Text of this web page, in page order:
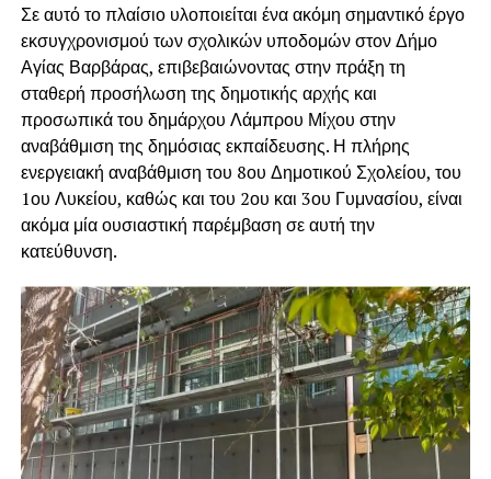
Σε αυτό το πλαίσιο υλοποιείται ένα ακόμη σημαντικό έργο
εκσυγχρονισμού των σχολικών υποδομών στον Δήμο
Αγίας Βαρβάρας, επιβεβαιώνοντας στην πράξη τη
σταθερή προσήλωση της δημοτικής αρχής και
προσωπικά του δημάρχου Λάμπρου Μίχου στην
αναβάθμιση της δημόσιας εκπαίδευσης. Η πλήρης
ενεργειακή αναβάθμιση του 8ου Δημοτικού Σχολείου, του
1ου Λυκείου, καθώς και του 2ου και 3ου Γυμνασίου, είναι
ακόμα μία ουσιαστική παρέμβαση σε αυτή την
κατεύθυνση.